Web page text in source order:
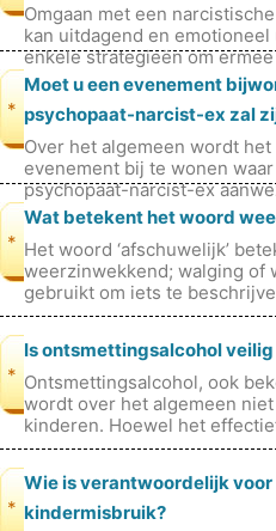
Omgaan met een
kan uitdagend en
enkele strategieën om
probleem : - Erken d
*
Moet u een evenement
psychopaat-narcist-ex zal
Over het algemeen wordt het
evenement bij te wonen
psychopaat-narcist-ex
Ze proberen u mogelijk te
*
Wat betekent het woord
Het woord ‘afschuwelijk’
weerzinwekkend; walging of
gebruikt om iets te
verwerpelijk of moree
*
Is ontsmettingsalcohol
Ontsmettingsalcohol, ook
wordt over het algemeen
kinderen. Hoewel het
van oppervlakken
*
Wie is verantwoordelijk
kindermisbruik?